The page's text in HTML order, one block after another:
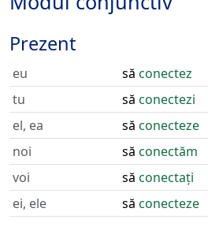
Prezent
eu să conectez
tu
să conectezi
el, ea
să conecteze
noi
să conectăm
voi
să conectați
ei, ele
să conecteze